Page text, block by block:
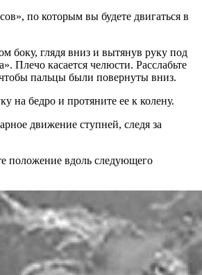
по которым вы будете двигаться в
боку, глядя вниз и вытянув руку под
Плечо касается челюсти. Расслабьте
пальцы были повернуты вниз.
на бедро и протяните ее к колену.
движение ступней, следя за
положение вдоль следующего